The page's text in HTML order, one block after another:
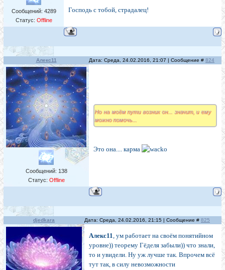
Сообщений: 4289
Статус: Offline
Господь с тобой, страдалец!
Алекс11 Дата: Среда, 24.02.2016, 21:07 | Сообщение # 824
Сообщений: 138
Статус: Offline
Но на моём пути возник он... значит, и ему
можно помочь...
Это она.... карма
djedkara Дата: Среда, 24.02.2016, 21:15 | Сообщение # 825
Алекс11, ум работает на своём понятийном
уровне)) теорему Гёделя забыли)) что знали,
то и увидели. Ну уж лучше так. Впрочем всё
тут так, в силу невозможности